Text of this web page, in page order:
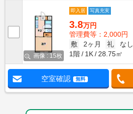
画像 : 15枚
即入居 写真充実
3.8万円
管理費等：2,000円
敷
2ヶ月 礼
なし
1階
1K 28.75㎡
空室確認 無料